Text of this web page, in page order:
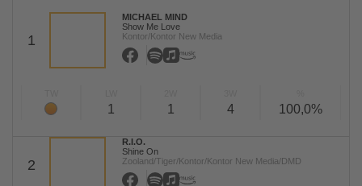
1
MICHAEL MIND
Show Me Love
Kontor/Kontor New Media
1 1 4 100,0%
2
R.I.O.
Shine On
Zooland/Tiger/Kontor/Kontor New Media/DMD